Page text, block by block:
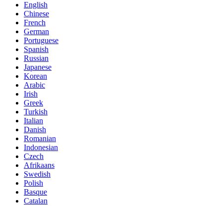
English
Chinese
French
German
Portuguese
Spanish
Russian
Japanese
Korean
Arabic
Irish
Greek
Turkish
Italian
Danish
Romanian
Indonesian
Czech
Afrikaans
Swedish
Polish
Basque
Catalan